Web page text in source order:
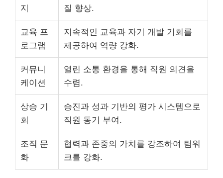
지
질 향상.
교육 프
로그램
지속적인 교육과 자기 개발 기회를
제공하여 역량 강화.
커뮤니
케이션
열린 소통 환경을 통해 직원 의견을
수렴.
상승 기
회
승진과 성과 기반의 평가 시스템으로
직원 동기 부여.
조직 문
화
협력과 존중의 가치를 강조하여 팀워
크를 강화.